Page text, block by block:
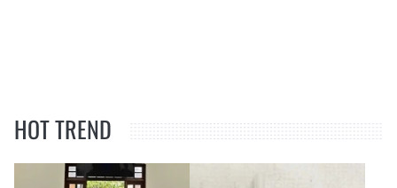
HOT TREND